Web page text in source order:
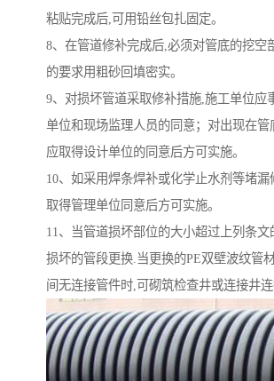
粘贴完成后,可用铅丝包扎固定。
8、在管道修补完成后,必须对管底的挖空
的要求用粗砂回填密实。
9、对损坏管道采取修补措施,施工单位应
单位和现场监理人员的同意；对出现在管
应取得设计单位的同意后方可实施。
10、如采用焊条焊补或化学止水剂等堵漏
取得管理单位同意后方可实施。
11、当管道损坏部位的大小超过上列条
损坏的管段更换.当更换的PE双壁波纹管
间无连接管件时,可砌筑检查井或连接井连